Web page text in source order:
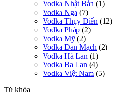
Vodka Nhật Bản (1)
Vodka Nga (7)
Vodka Thụy Điển (12)
Vodka Pháp (2)
Vodka Mỹ (2)
Vodka Đan Mạch (2)
Vodka Hà Lan (1)
Vodka Ba Lan (4)
Vodka Việt Nam (5)
Từ khóa